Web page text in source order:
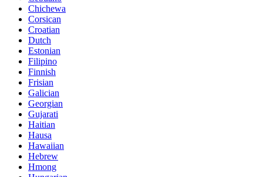
Chichewa
Corsican
Croatian
Dutch
Estonian
Filipino
Finnish
Frisian
Galician
Georgian
Gujarati
Haitian
Hausa
Hawaiian
Hebrew
Hmong